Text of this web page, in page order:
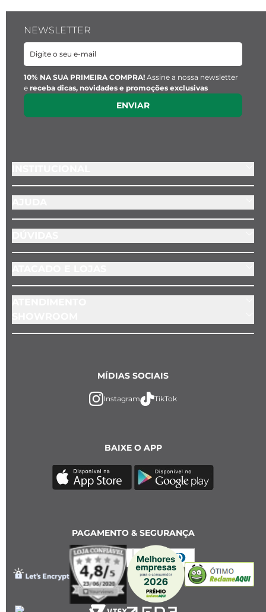
NEWSLETTER
10% NA SUA PRIMEIRA COMPRA! Assine a nossa newsletter
e receba dicas, novidades e promoções exclusivas
ENVIAR
BAIXE O APP
MÍDIAS SOCIAIS
Instagram TikTok
PAGAMENTO & SEGURANÇA